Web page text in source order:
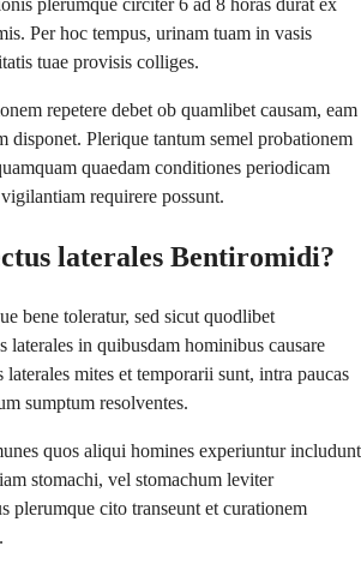
plerumque circiter 6 ad 8 horas durat ex
Per hoc tempus, urinam tuam in vasis
tuae provisis colliges.
repetere debet ob quamlibet causam, eam
disponet. Plerique tantum semel probationem
quaedam conditiones periodicam
requirere possunt.
laterales Bentiromidi?
bene toleratur, sed sicut quodlibet
laterales in quibusdam hominibus causare
laterales mites et temporarii sunt, intra paucas
sumptum resolventes.
quos aliqui homines experiuntur includunt
stomachi, vel stomachum leviter
plerumque cito transeunt et curationem